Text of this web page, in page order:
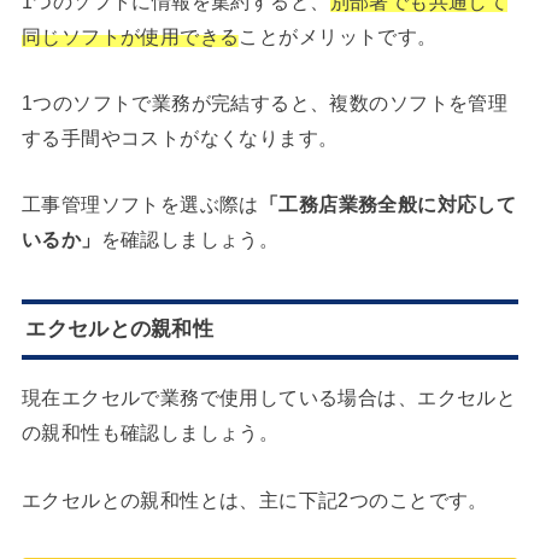
同じソフトが使用できる ことがメリットです。
1つのソフトで業務が完結すると、複数のソフトを管理
する手間やコストがなくなります。
工事管理ソフトを選ぶ際は
「工務店業務全般に対応して
いるか」
を確認しましょう。
エクセルとの親和性
現在エクセルで業務で使用している場合は、エクセルと
の親和性も確認しましょう。
エクセルとの親和性とは、主に下記2つのことです。